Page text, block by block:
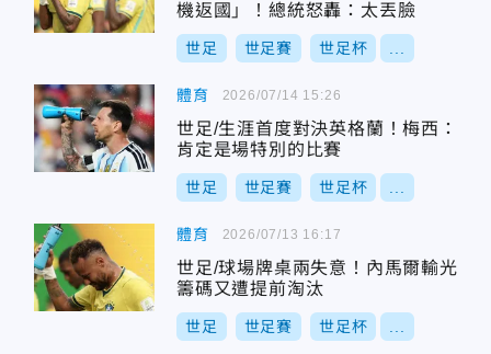
機返國」！總統怒轟：太丟臉
世足 世足賽 世足杯
體育
世足/生涯首度對決英格蘭！梅西：
肯定是場特別的比賽
世足 世足賽 世足杯
2026/07/14 15:26
體育
世足/球場牌桌兩失意！內馬爾輸光
籌碼又遭提前淘汰
世足 世足賽 世足杯
2026/07/13 16:17